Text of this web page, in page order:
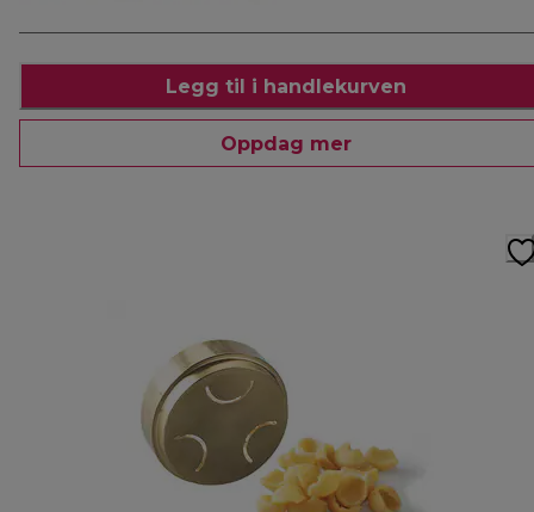
Legg til i handlekurven
Oppdag mer